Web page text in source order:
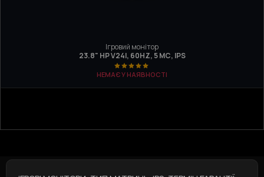
Ігровий монітор
23.8" HP V24I, 60HZ, 5 МС, IPS
НЕМАЄ У НАЯВНОСТІ